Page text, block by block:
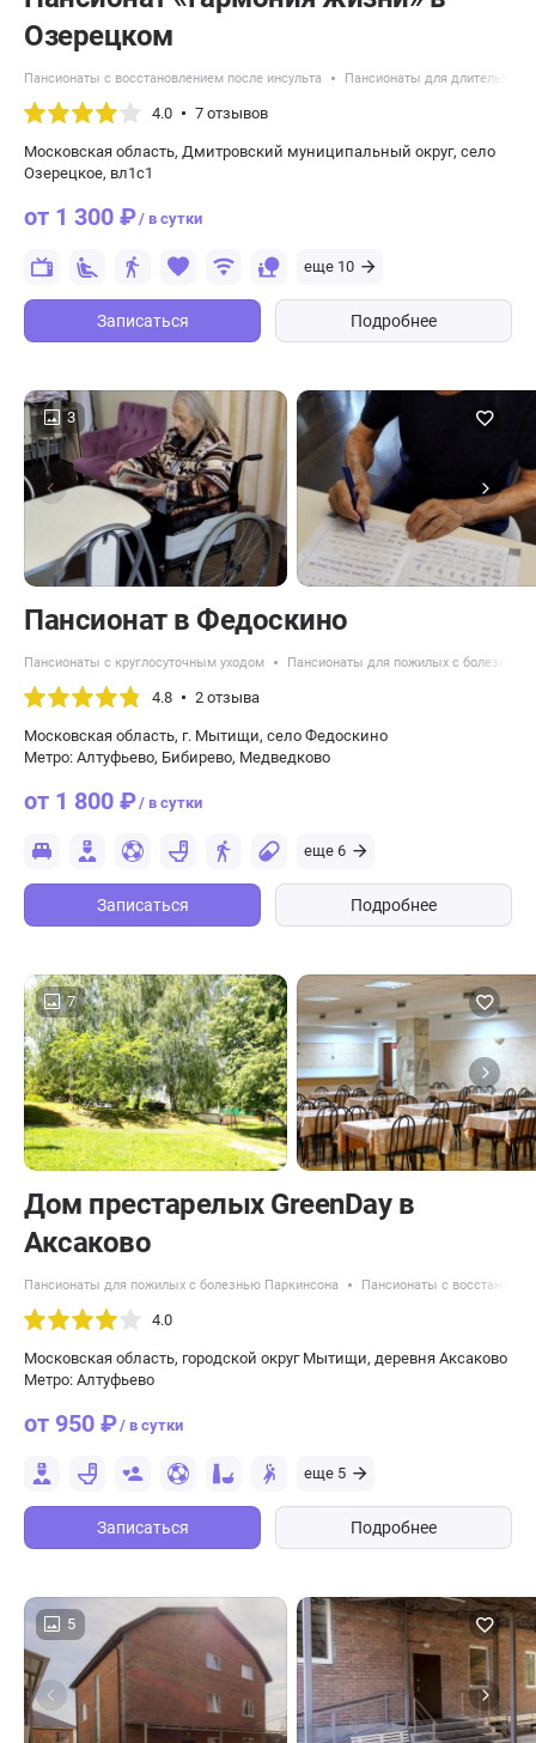
Озерецком
Пансионаты с восстановлением после инсульта Пансионаты для длительного
4.0 7 отзывов
Московская область, Дмитровский муниципальный округ, село
Озерецкое, вл1с1
от 1 300 ₽/ в сутки
еще 10
Записаться Подробнее
3
Пансионат в Федоскино
Пансионаты с круглосуточным уходом Пансионаты для пожилых с болезнью
4.8 2 отзыва
Московская область, г. Мытищи, село Федоскино
Метро: Алтуфьево, Бибирево, Медведково
от 1 800 ₽/ в сутки
еще 6
Записаться Подробнее
7
Дом престарелых GreenDay в
Аксаково
Пансионаты для пожилых с болезнью Паркинсона Пансионаты с
4.0
Московская область, городской округ Мытищи, деревня Аксаково
Метро: Алтуфьево
от 950 ₽/ в сутки
еще 5
Записаться Подробнее
5